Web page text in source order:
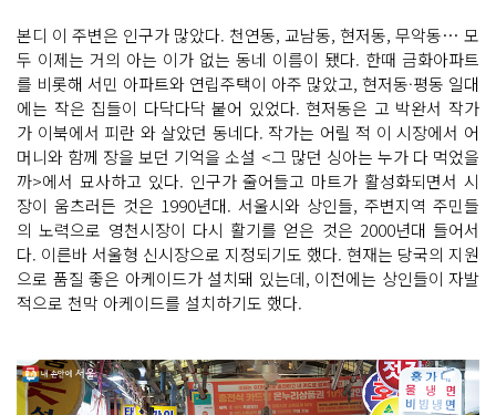
본디 이 주변은 인구가 많았다. 천연동, 교남동, 현저동, 무악동… 모
두 이제는 거의 아는 이가 없는 동네 이름이 됐다. 한때 금화아파트
를 비롯해 서민 아파트와 연립주택이 아주 많았고, 현저동·평동 일대
에는 작은 집들이 다닥다닥 붙어 있었다. 현저동은 고 박완서 작가
가 이북에서 피란 와 살았던 동네다. 작가는 어릴 적 이 시장에서 어
머니와 함께 장을 보던 기억을 소설 <그 많던 싱아는 누가 다 먹었을
까>에서 묘사하고 있다. 인구가 줄어들고 마트가 활성화되면서 시
장이 움츠러든 것은 1990년대. 서울시와 상인들, 주변지역 주민들
의 노력으로 영천시장이 다시 활기를 얻은 것은 2000년대 들어서
다. 이른바 서울형 신시장으로 지정되기도 했다. 현재는 당국의 지원
으로 품질 좋은 아케이드가 설치돼 있는데, 이전에는 상인들이 자발
적으로 천막 아케이드를 설치하기도 했다.